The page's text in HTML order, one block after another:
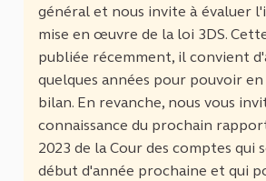
général et nous invite à évaluer
mise en œuvre de la loi 3DS.
publiée récemment, il convient
quelques années pour pouvoir
bilan. En revanche, nous vous
connaissance du prochain
2023 de la Cour des comptes qui
début d'année prochaine et qui